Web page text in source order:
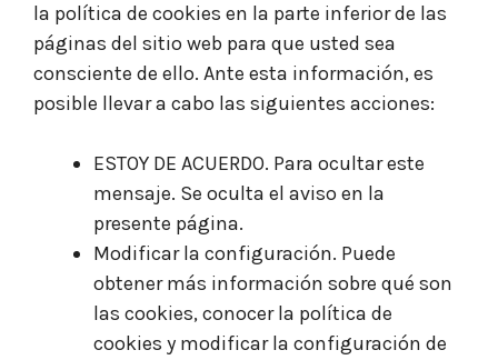
la política de cookies en la parte inferior de las
páginas del sitio web para que usted sea
consciente de ello. Ante esta información, es
posible llevar a cabo las siguientes acciones:
ESTOY DE ACUERDO. Para ocultar este
mensaje. Se oculta el aviso en la
presente página.
Modificar la configuración. Puede
obtener más información sobre qué son
las cookies, conocer la política de
cookies y modificar la configuración de